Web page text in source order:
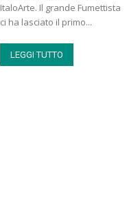
ItaloArte. Il grande Fumettista
ci ha lasciato il primo...
LEGGI TUTTO